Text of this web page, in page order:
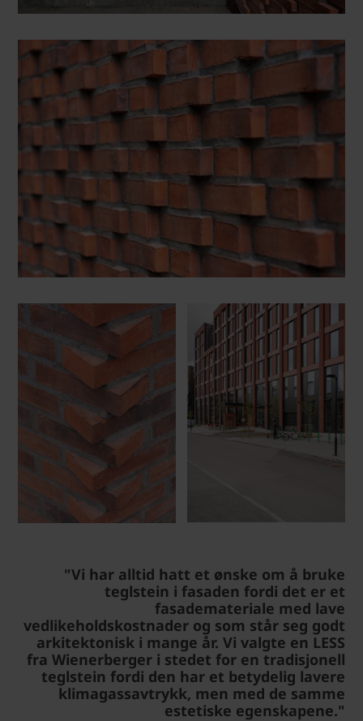
"Vi har alltid hatt et ønske om å bruke
teglstein i fasaden fordi det er et
fasademateriale med lave
vedlikeholdskostnader og som står seg godt
arkitektonisk i mange år. Vi valgte en LESS
fra Wienerberger i stedet for en tradisjonell
teglstein fordi den har et betydelig lavere
klimagassavtrykk, men med de samme
estetiske egenskapene."